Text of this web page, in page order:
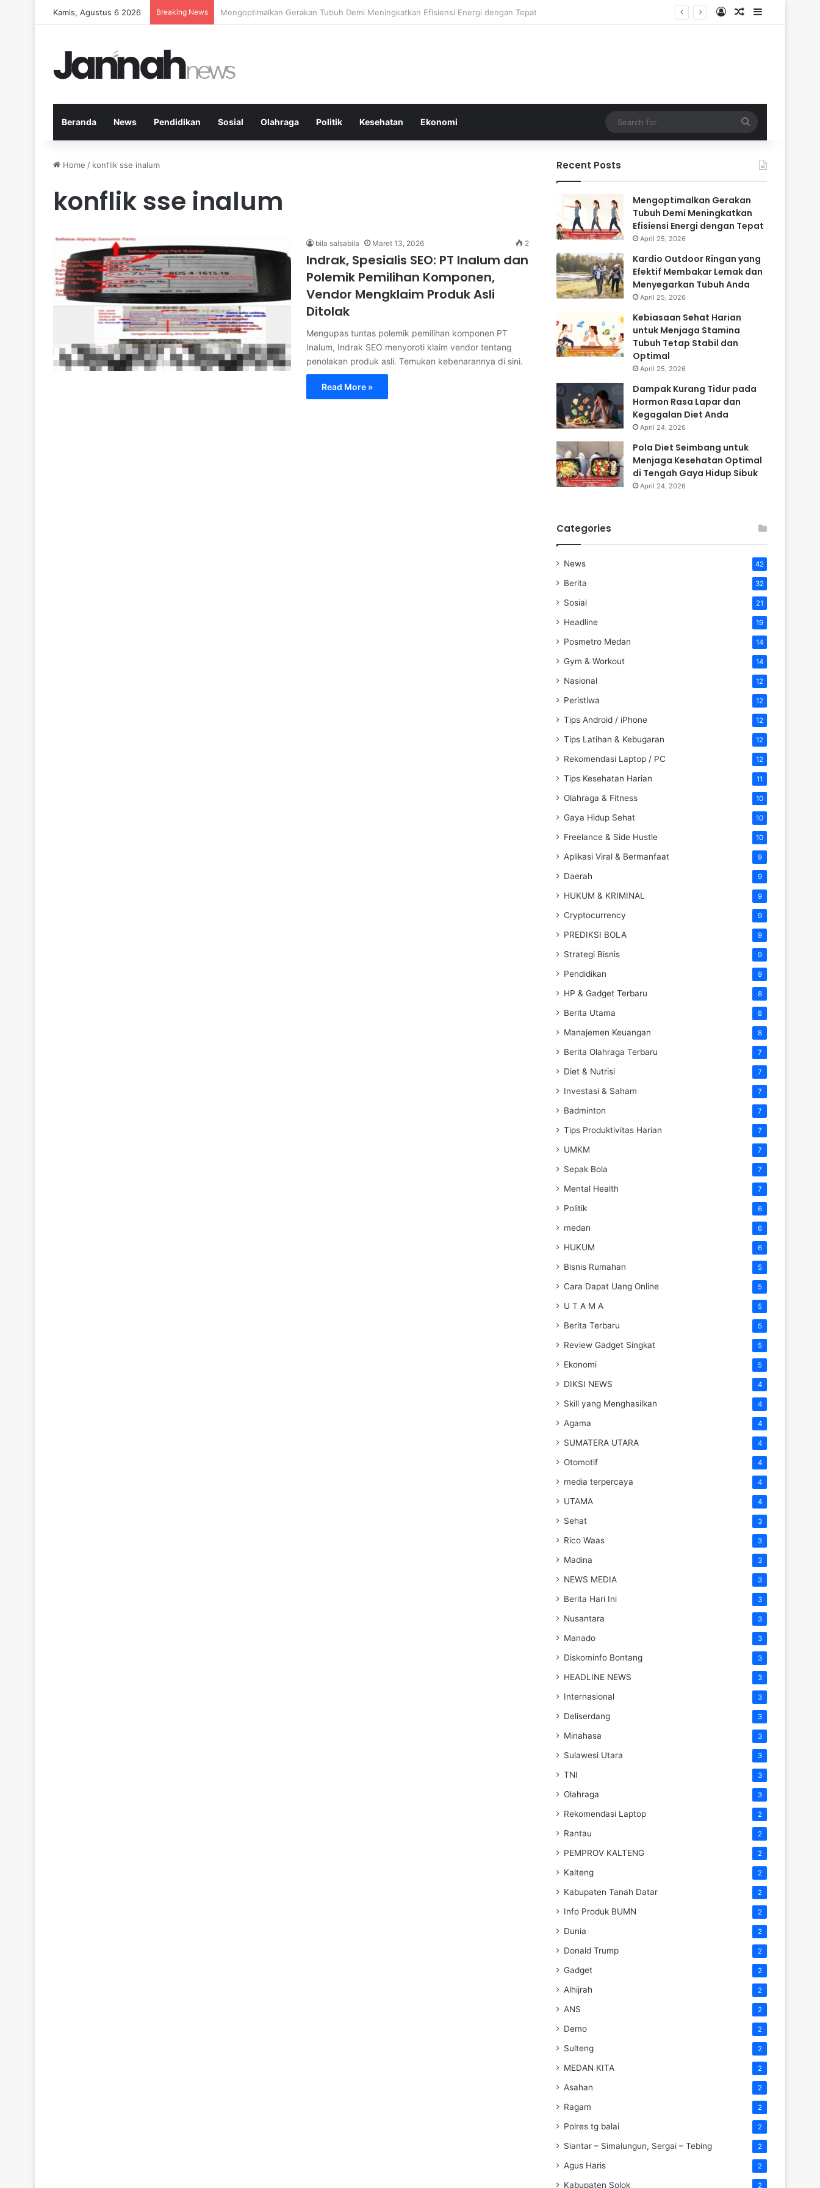
Kamis, Agustus 6 2026 Breaking News Kardio Outdoor Ringan yang Efektif Membakar Lemak dan Menyegarkan Tubuh Anda Log InRandom Article
Sidebar
Beranda News Pendidikan Sosial Olahraga Politik Kesehatan Ekonomi
for
Home / konflik sse inalum
konflik sse inalum
bila salsabila Maret 13, 2026 2
Indrak, Spesialis SEO: PT Inalum dan
Polemik Pemilihan Komponen,
Vendor Mengklaim Produk Asli
Ditolak
Mengupas tuntas polemik pemilihan komponen PT
Inalum, Indrak SEO menyoroti klaim vendor tentang
penolakan produk asli. Temukan kebenarannya di sini.
Read More »
Recent Posts
Mengoptimalkan Gerakan
Tubuh Demi Meningkatkan
Efisiensi Energi dengan Tepat
April 25, 2026
Kardio Outdoor Ringan yang
Efektif Membakar Lemak dan
Menyegarkan Tubuh Anda
April 25, 2026
Kebiasaan Sehat Harian
untuk Menjaga Stamina
Tubuh Tetap Stabil dan
Optimal
April 25, 2026
Dampak Kurang Tidur pada
Hormon Rasa Lapar dan
Kegagalan Diet Anda
April 24, 2026
Pola Diet Seimbang untuk
Menjaga Kesehatan Optimal
di Tengah Gaya Hidup Sibuk
April 24, 2026
Categories
News 42
Berita 32
Sosial 21
Headline 19
Posmetro Medan 14
Gym & Workout 14
Nasional 12
Peristiwa 12
Tips Android / iPhone 12
Tips Latihan & Kebugaran 12
Rekomendasi Laptop / PC 12
Tips Kesehatan Harian 11
Olahraga & Fitness 10
Gaya Hidup Sehat 10
Freelance & Side Hustle 10
Aplikasi Viral & Bermanfaat 9
Daerah 9
HUKUM & KRIMINAL 9
Cryptocurrency 9
PREDIKSI BOLA 9
Strategi Bisnis 9
Pendidikan 9
HP & Gadget Terbaru 8
Berita Utama 8
Manajemen Keuangan 8
Berita Olahraga Terbaru 7
Diet & Nutrisi 7
Investasi & Saham 7
Badminton 7
Tips Produktivitas Harian 7
UMKM 7
Sepak Bola 7
Mental Health 7
Politik 6
medan 6
HUKUM 6
Bisnis Rumahan 5
Cara Dapat Uang Online 5
U T A M A 5
Berita Terbaru 5
Review Gadget Singkat 5
Ekonomi 5
DIKSI NEWS 4
Skill yang Menghasilkan 4
Agama 4
SUMATERA UTARA 4
Otomotif 4
media terpercaya 4
UTAMA 4
Sehat 3
Rico Waas 3
Madina 3
NEWS MEDIA 3
Berita Hari Ini 3
Nusantara 3
Manado 3
Diskominfo Bontang 3
HEADLINE NEWS 3
Internasional 3
Deliserdang 3
Minahasa 3
Sulawesi Utara 3
TNI 3
Olahraga 3
Rekomendasi Laptop 2
Rantau 2
PEMPROV KALTENG 2
Kalteng 2
Kabupaten Tanah Datar 2
Info Produk BUMN 2
Dunia 2
Donald Trump 2
Gadget 2
Alhijrah 2
ANS 2
Demo 2
Sulteng 2
MEDAN KITA 2
Asahan 2
Ragam 2
Polres tg balai 2
Siantar – Simalungun, Sergai – Tebing 2
Agus Haris 2
Kabupaten Solok 2